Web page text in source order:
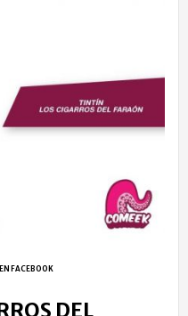
FACEBOOK
DEL